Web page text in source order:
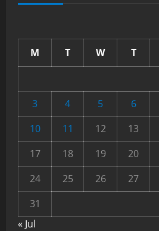
M T W T
3
4 5 6
10
11 12 13
17
18 19 20
24
25 26 27
31
« Jul